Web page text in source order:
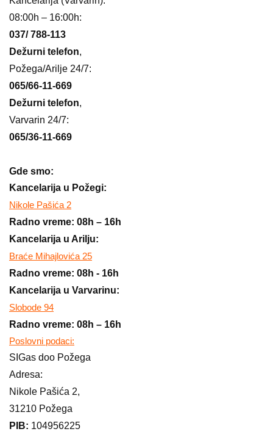
08:00h – 16:00h:
037/ 788-113
Dežurni telefon,
Požega/Arilje 24/7:
065/66-11-669
Dežurni telefon,
Varvarin 24/7:
065/36-11-669
Gde smo:
Kancelarija u Požegi:
Nikole Pašića 2
Radno vreme: 08h – 16h
Kancelarija u Arilju:
Braće Mihajlovića 25
Radno vreme: 08h - 16h
Kancelarija u Varvarinu:
Slobode 94
Radno vreme: 08h – 16h
Poslovni podaci:
SIGas doo Požega
Adresa:
Nikole Pašića 2,
31210 Požega
PIB: 104956225